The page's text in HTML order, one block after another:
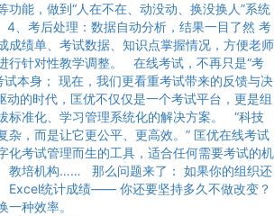
功能，做到“人在不在、动没动、换没换人”系统
、考后处理：数据自动分析，结果一目了然 考
成绩单、考试数据、知识点掌握情况，方便老师
行针对性教学调整。 在线考试，不再只是“考
试本身； 现在，我们更看重考试带来的反馈与决
的时代，匡优不仅仅是一个考试平台，更是组
标准化、学习管理系统化的解决方案。 “科技
杂，而是让它更公平、更高效。” 匡优在线考试
化考试管理而生的工具，适合任何需要考试的机
教培机构…… 那么问题来了： 如果你的组织还
Excel统计成绩—— 你还要坚持多久不做改变？
一种效率。